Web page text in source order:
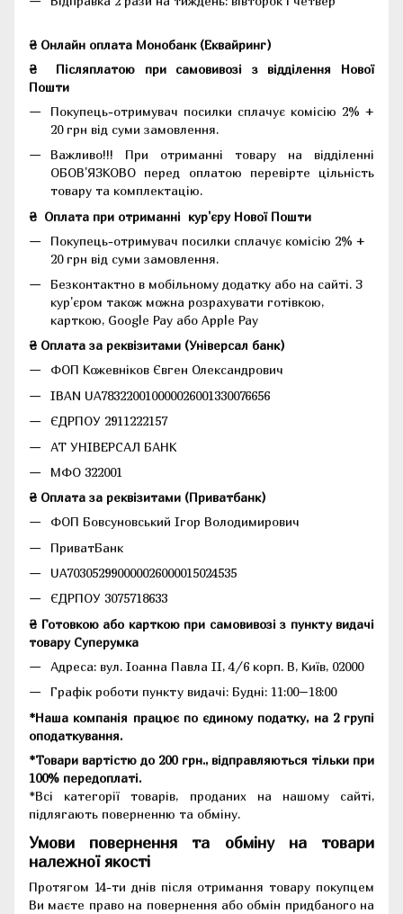
₴ Онлайн оплата Монобанк (Еквайринг)
₴
Післяплатою при самовивозі з відділення Нової
Пошти
Покупець-отримувач посилки сплачує комісію 2% +
20 грн від суми замовлення.
Важливо!!! При отриманні товару на відділенні
ОБОВ'ЯЗКОВО перед оплатою перевірте цільність
товару та комплектацію.
₴ Оплата при отриманні кур'єру Нової Пошти
Покупець-отримувач посилки сплачує комісію 2% +
20 грн від суми замовлення.
Безконтактно в мобільному додатку або на сайті. З
кур'єром також можна розрахувати готівкою,
карткою, Google Pay або Apple Pay
₴ Оплата за реквізитами (Універсал банк)
ФОП Кожевніков Євген Олександрович
IBAN UA783220010000026001330076656
ЄДРПОУ 2911222157
АТ УНІВЕРСАЛ БАНК
МФО 322001
₴ Оплата за реквізитами (Приватбанк)
ФОП Бовсуновський Ігор Володимирович
ПриватБанк
UA703052990000026000015024535
ЄДРПОУ 3075718633
₴ Готовкою або карткою при самовивозі з пункту видачі
товару Суперумка
Адреса: вул. Іоанна Павла II, 4/6 корп. В, Київ, 02000
Графік роботи пункту видачі: Будні: 11:00–18:00
*Наша компанія працює по єдиному податку, на 2 групі
оподаткування.
*Товари вартістю до 200 грн., відправляються тільки при
100% передоплаті.
*Всі категорії товарів, проданих на нашому сайті,
підлягають поверненню та обміну.
Умови повернення та обміну на товари
належної якості
Протягом 14-ти днів після отримання товару покупцем
Ви маєте право на повернення або обмін придбаного на